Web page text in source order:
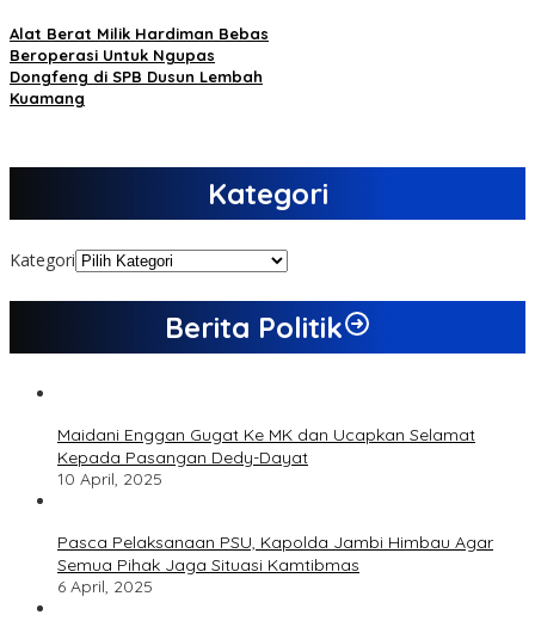
Alat Berat Milik Hardiman Bebas
Beroperasi Untuk Ngupas
Dongfeng di SPB Dusun Lembah
Kuamang
Kategori
Kategori
Berita Politik
Maidani Enggan Gugat Ke MK dan Ucapkan Selamat
Kepada Pasangan Dedy-Dayat
10 April, 2025
Pasca Pelaksanaan PSU, Kapolda Jambi Himbau Agar
Semua Pihak Jaga Situasi Kamtibmas
6 April, 2025